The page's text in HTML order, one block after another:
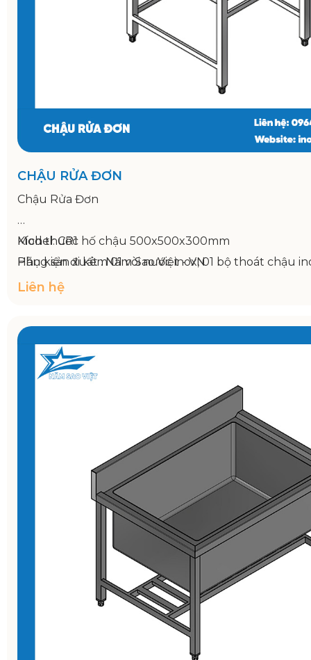
CHẬU RỬA ĐƠN
Chậu Rửa Đơn
Model: CR1
Hãng sản xuất : Năm Sao Việt - VN
Bảo hành: 12 tháng
Kích thước hố chậu 500x500x300mm
Phụ kiện đi kèm 01 vòi nước inox, 01 bộ thoát chậu
Liên hệ